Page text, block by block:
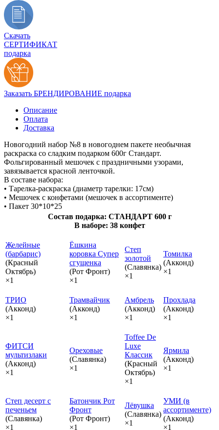
Скачать
СЕРТИФИКАТ
подарка
Заказать БРЕНДИРОВАНИЕ подарка
Описание
Оплата
Доставка
Новогодний набор №8 в новогоднем пакете необычная
раскраска со сладким подарком 600г Стандарт.
Фольгированный мешочек с праздничными узорами,
завязывается красной ленточкой.
В составе набора:
• Тарелка-раскраска (диаметр тарелки: 17см)
• Мешочек с конфетами (мешочек в ассортименте)
• Пакет 30*10*25
Состав подарка: СТАНДАРТ 600 г
В наборе: 38 конфет
Желейные
(барбарис)
(Красный
Октябрь)
×1
Ёшкина
коровка Супер
сгущенка
(Рот Фронт)
×1
Степ
золотой
(Славянка)
×1
Томилка
(Акконд)
×1
ТРИО
(Акконд)
×1
Трамвайчик
(Акконд)
×1
Амбрель
(Акконд)
×1
Прохлада
(Акконд)
×1
ФИТСИ
мультизлаки
(Акконд)
×1
Ореховые
(Славянка)
×1
Toffee De
Luxe
Классик
(Красный
Октябрь)
×1
Ярмила
(Акконд)
×1
Степ десерт с
печеньем
(Славянка)
×1
Батончик Рот
Фронт
(Рот Фронт)
×1
Лёвушка
(Славянка)
×1
УМИ (в
ассортименте)
(Акконд)
×1